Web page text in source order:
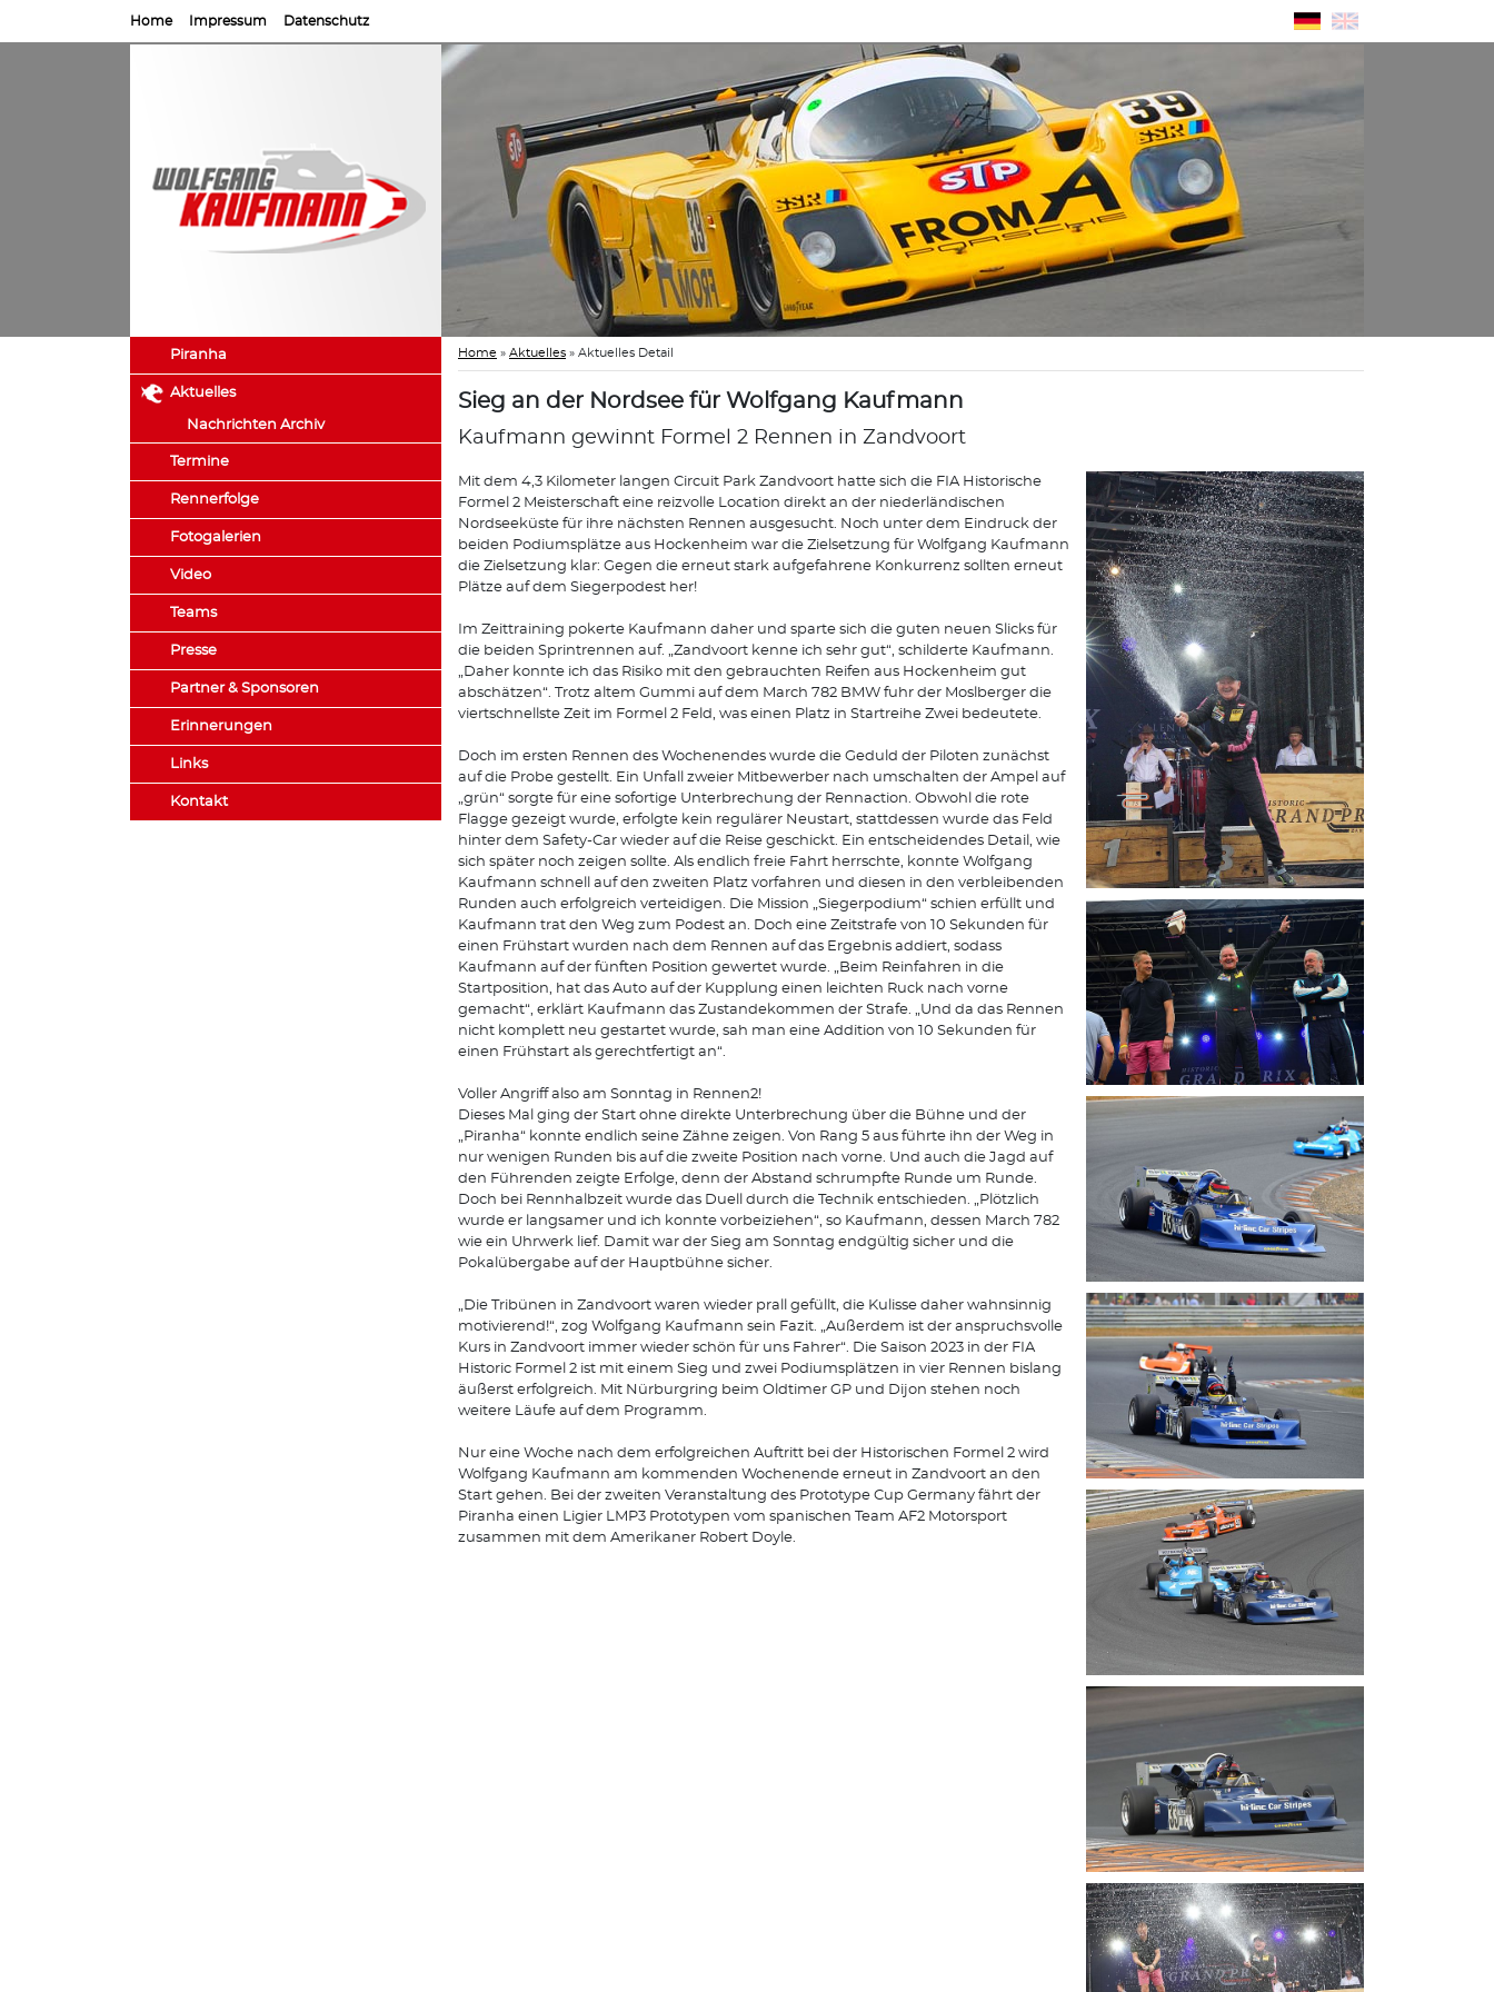
Home Impressum Datenschutz
Piranha
Aktuelles
Nachrichten Archiv
Termine
Rennerfolge
Fotogalerien
Video
Teams
Presse
Partner & Sponsoren
Erinnerungen
Links
Kontakt
Home » Aktuelles » Aktuelles Detail
Sieg an der Nordsee für Wolfgang Kaufmann
Kaufmann gewinnt Formel 2 Rennen in Zandvoort
Mit dem 4,3 Kilometer langen Circuit Park Zandvoort hatte sich die FIA Historische
Formel 2 Meisterschaft eine reizvolle Location direkt an der niederländischen
Nordseeküste für ihre nächsten Rennen ausgesucht. Noch unter dem Eindruck der
beiden Podiumsplätze aus Hockenheim war die Zielsetzung für Wolfgang Kaufmann
die Zielsetzung klar: Gegen die erneut stark aufgefahrene Konkurrenz sollten erneut
Plätze auf dem Siegerpodest her!
Im Zeittraining pokerte Kaufmann daher und sparte sich die guten neuen Slicks für
die beiden Sprintrennen auf. „Zandvoort kenne ich sehr gut“, schilderte Kaufmann.
„Daher konnte ich das Risiko mit den gebrauchten Reifen aus Hockenheim gut
abschätzen“. Trotz altem Gummi auf dem March 782 BMW fuhr der Moslberger die
viertschnellste Zeit im Formel 2 Feld, was einen Platz in Startreihe Zwei bedeutete.
Doch im ersten Rennen des Wochenendes wurde die Geduld der Piloten zunächst
auf die Probe gestellt. Ein Unfall zweier Mitbewerber nach umschalten der Ampel auf
„grün“ sorgte für eine sofortige Unterbrechung der Rennaction. Obwohl die rote
Flagge gezeigt wurde, erfolgte kein regulärer Neustart, stattdessen wurde das Feld
hinter dem Safety-Car wieder auf die Reise geschickt. Ein entscheidendes Detail, wie
sich später noch zeigen sollte. Als endlich freie Fahrt herrschte, konnte Wolfgang
Kaufmann schnell auf den zweiten Platz vorfahren und diesen in den verbleibenden
Runden auch erfolgreich verteidigen. Die Mission „Siegerpodium“ schien erfüllt und
Kaufmann trat den Weg zum Podest an. Doch eine Zeitstrafe von 10 Sekunden für
einen Frühstart wurden nach dem Rennen auf das Ergebnis addiert, sodass
Kaufmann auf der fünften Position gewertet wurde. „Beim Reinfahren in die
Startposition, hat das Auto auf der Kupplung einen leichten Ruck nach vorne
gemacht“, erklärt Kaufmann das Zustandekommen der Strafe. „Und da das Rennen
nicht komplett neu gestartet wurde, sah man eine Addition von 10 Sekunden für
einen Frühstart als gerechtfertigt an“.
Voller Angriff also am Sonntag in Rennen2!
Dieses Mal ging der Start ohne direkte Unterbrechung über die Bühne und der
„Piranha“ konnte endlich seine Zähne zeigen. Von Rang 5 aus führte ihn der Weg in
nur wenigen Runden bis auf die zweite Position nach vorne. Und auch die Jagd auf
den Führenden zeigte Erfolge, denn der Abstand schrumpfte Runde um Runde.
Doch bei Rennhalbzeit wurde das Duell durch die Technik entschieden. „Plötzlich
wurde er langsamer und ich konnte vorbeiziehen“, so Kaufmann, dessen March 782
wie ein Uhrwerk lief. Damit war der Sieg am Sonntag endgültig sicher und die
Pokalübergabe auf der Hauptbühne sicher.
„Die Tribünen in Zandvoort waren wieder prall gefüllt, die Kulisse daher wahnsinnig
motivierend!“, zog Wolfgang Kaufmann sein Fazit. „Außerdem ist der anspruchsvolle
Kurs in Zandvoort immer wieder schön für uns Fahrer“. Die Saison 2023 in der FIA
Historic Formel 2 ist mit einem Sieg und zwei Podiumsplätzen in vier Rennen bislang
äußerst erfolgreich. Mit Nürburgring beim Oldtimer GP und Dijon stehen noch
weitere Läufe auf dem Programm.
Nur eine Woche nach dem erfolgreichen Auftritt bei der Historischen Formel 2 wird
Wolfgang Kaufmann am kommenden Wochenende erneut in Zandvoort an den
Start gehen. Bei der zweiten Veranstaltung des Prototype Cup Germany fährt der
Piranha einen Ligier LMP3 Prototypen vom spanischen Team AF2 Motorsport
zusammen mit dem Amerikaner Robert Doyle.